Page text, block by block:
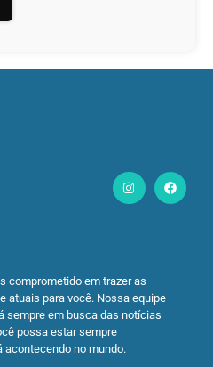
comprometido em trazer as
atuais para você. Nossa equipe
sempre em busca das notícias
possa estar sempre
acontecendo no mundo.